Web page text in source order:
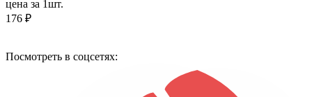
цена за 1шт.
176 ₽
Посмотреть в соцсетях: